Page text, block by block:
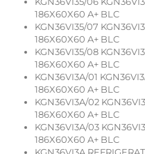
186X60X60 A+ BLC
KGN36VI35/07
186X60X60 A+ BLC
KGN36VI35/08
186X60X60 A+ BLC
KGN36VI3A/01
186X60X60 A+ BLC
KGN36VI3A/02
186X60X60 A+ BLC
KGN36VI3A/03
186X60X60 A+ BLC